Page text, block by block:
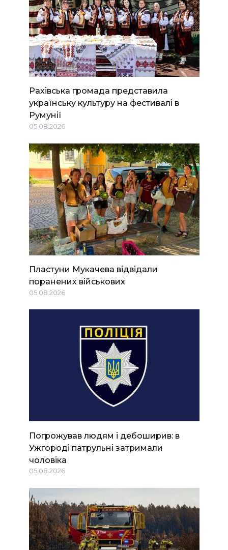
Рахівська громада представила
українську культуру на фестивалі в
Румунії
05.08.2026
Пластуни Мукачева відвідали
поранених військових
05.08.2026
Погрожував людям і дебоширив: в
Ужгороді патрульні затримали
чоловіка
05.08.2026